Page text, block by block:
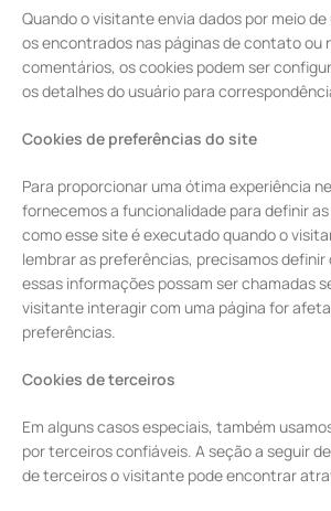
Quando o visitante envia dados por meio
os encontrados nas páginas de contato ou
comentários, os cookies podem ser
os detalhes do usuário para
Cookies de preferências do site
Para proporcionar uma ótima experiência
fornecemos a funcionalidade para definir
como esse site é executado quando o
lembrar as preferências, precisamos definir
essas informações possam ser chamadas
visitante interagir com uma página for
preferências.
Cookies de terceiros
Em alguns casos especiais, também
por terceiros confiáveis. A seção a seguir
de terceiros o visitante pode encontrar